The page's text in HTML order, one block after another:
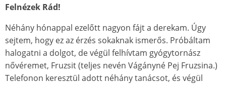
Felnézek Rád!
Néhány hónappal ezelőtt nagyon fájt a derekam. Úgy
sejtem, hogy ez az érzés sokaknak ismerős. Próbáltam
halogatni a dolgot, de végül felhívtam gyógytornász
nővéremet, Fruzsit (teljes nevén Vágányné Pej Fruzsina.)
Telefonon keresztül adott néhány tanácsot, és végül